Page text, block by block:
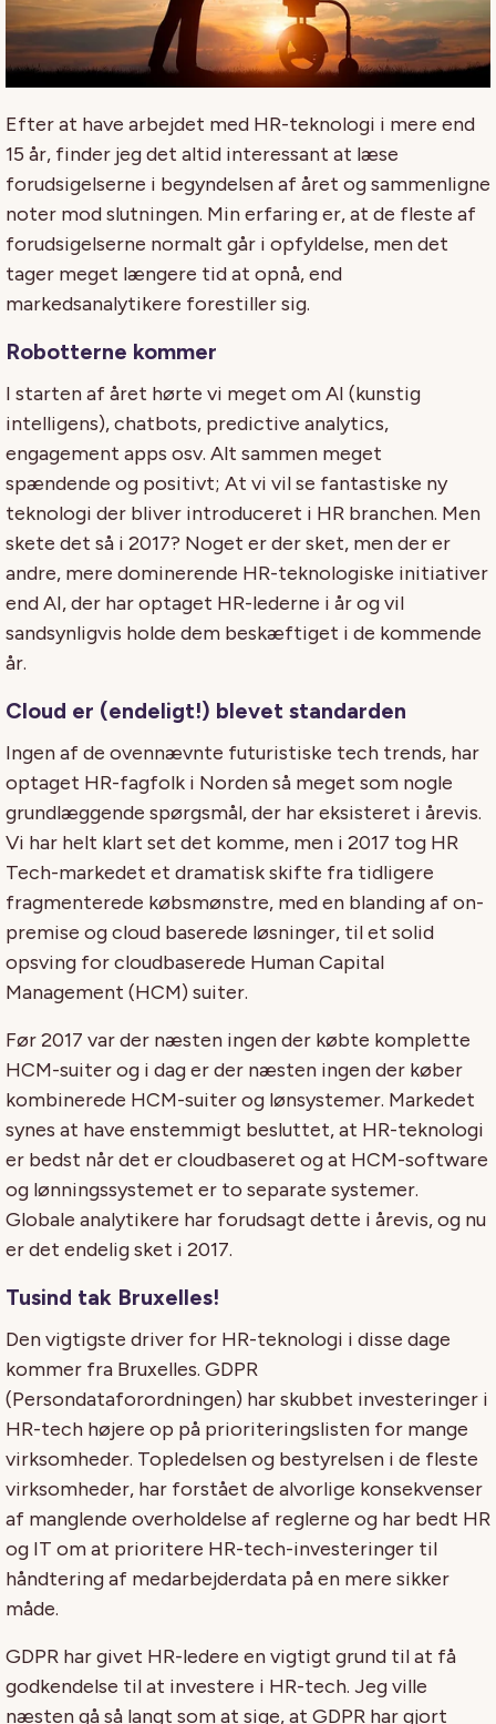
Efter at have arbejdet med HR-teknologi i mere end
15 år, finder jeg det altid interessant at læse
forudsigelserne i begyndelsen af året og sammenligne
noter mod slutningen. Min erfaring er, at de fleste af
forudsigelserne normalt går i opfyldelse, men det
tager meget længere tid at opnå, end
markedsanalytikere forestiller sig.
Robotterne kommer
I starten af året hørte vi meget om AI (kunstig
intelligens), chatbots, predictive analytics,
engagement apps osv. Alt sammen meget
spændende og positivt; At vi vil se fantastiske ny
teknologi der bliver introduceret i HR branchen. Men
skete det så i 2017? Noget er der sket, men der er
andre, mere dominerende HR-teknologiske initiativer
end AI, der har optaget HR-lederne i år og vil
sandsynligvis holde dem beskæftiget i de kommende
år.
Cloud er (endeligt!) blevet standarden
Ingen af de ovennævnte futuristiske tech trends, har
optaget HR-fagfolk i Norden så meget som nogle
grundlæggende spørgsmål, der har eksisteret i årevis.
Vi har helt klart set det komme, men i 2017 tog HR
Tech-markedet et dramatisk skifte fra tidligere
fragmenterede købsmønstre, med en blanding af on-
premise og cloud baserede løsninger, til et solid
opsving for cloudbaserede Human Capital
Management (HCM) suiter.
Før 2017 var der næsten ingen der købte komplette
HCM-suiter og i dag er der næsten ingen der køber
kombinerede HCM-suiter og lønsystemer. Markedet
synes at have enstemmigt besluttet, at HR-teknologi
er bedst når det er cloudbaseret og at HCM-software
og lønningssystemet er to separate systemer.
Globale analytikere har forudsagt dette i årevis, og nu
er det endelig sket i 2017.
Tusind tak Bruxelles!
Den vigtigste driver for HR-teknologi i disse dage
kommer fra Bruxelles. GDPR
(Persondataforordningen) har skubbet investeringer i
HR-tech højere op på prioriteringslisten for mange
virksomheder. Topledelsen og bestyrelsen i de fleste
virksomheder, har forstået de alvorlige konsekvenser
af manglende overholdelse af reglerne og har bedt HR
og IT om at prioritere HR-tech-investeringer til
håndtering af medarbejderdata på en mere sikker
måde.
GDPR har givet HR-ledere en vigtigt grund til at få
godkendelse til at investere i HR-tech. Jeg ville
næsten gå så langt som at sige, at GDPR har gjort